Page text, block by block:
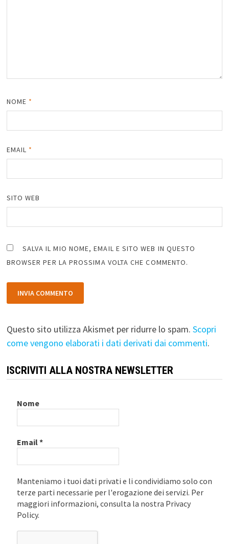
NOME *
EMAIL *
SITO WEB
SALVA IL MIO NOME, EMAIL E SITO WEB IN QUESTO
BROWSER PER LA PROSSIMA VOLTA CHE COMMENTO.
Questo sito utilizza Akismet per ridurre lo spam. Scopri
come vengono elaborati i dati derivati dai commenti.
ISCRIVITI ALLA NOSTRA NEWSLETTER
Nome
Email*
Manteniamo i tuoi dati privati e li condividiamo solo con
terze parti necessarie per l'erogazione dei servizi. Per
maggiori informazioni, consulta la nostra Privacy
Policy.